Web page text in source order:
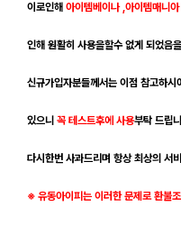
이로인해 아이템베이나 ,아이템매니
인해 원활히 사용을할수 없게 되었음
신규가입자분들께서는 이점 참고하시
있으니 꼭 테스트후에 사용부탁 드립
다시한번 사과드리며 항상 최상의 서
※ 유동아이피는 이러한 문제로 환불